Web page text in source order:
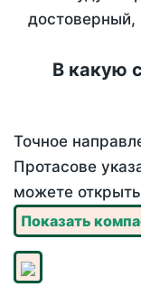
В какую
Точное
Протасове
можете
Показать